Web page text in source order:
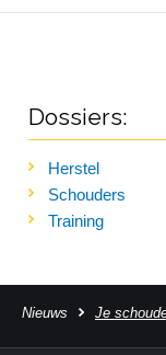
Dossiers:
Herstel
Schouders
Training
Nieuws Je